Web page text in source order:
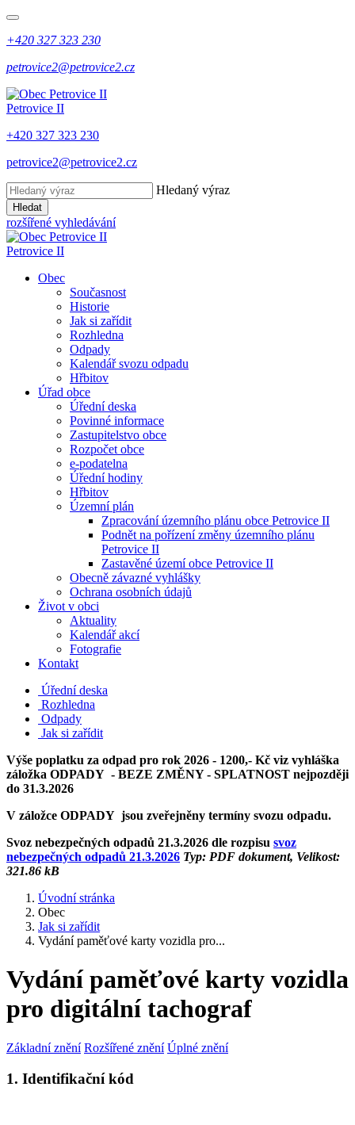
+420 327 323 230
petrovice2@petrovice2.cz
Petrovice II
+420 327 323 230
petrovice2@petrovice2.cz
Hledaný výraz
Hledat
rozšířené vyhledávání
Petrovice II
Obec
Současnost
Historie
Jak si zařídit
Rozhledna
Odpady
Kalendář svozu odpadu
Hřbitov
Úřad obce
Úřední deska
Povinné informace
Zastupitelstvo obce
Rozpočet obce
e-podatelna
Úřední hodiny
Hřbitov
Územní plán
Zpracování územního plánu obce Petrovice II
Podnět na pořízení změny územního plánu
Petrovice II
Zastavěné území obce Petrovice II
Obecně závazné vyhlášky
Ochrana osobních údajů
Život v obci
Aktuality
Kalendář akcí
Fotografie
Kontakt
Úřední deska
Rozhledna
Odpady
Jak si zařídit
Výše poplatku za odpad pro rok 2026 - 1200,- Kč viz vyhláška
záložka ODPADY - BEZE ZMĚNY - SPLATNOST nejpozději
do 31.3.2026
V záložce ODPADY jsou zveřejněny termíny svozu odpadu.
Svoz nebezpečných odpadů 21.3.2026 dle rozpisu svoz
nebezpečných odpadů 21.3.2026 Typ: PDF dokument, Velikost:
321.86 kB
Úvodní stránka
Obec
Jak si zařídit
Vydání paměťové karty vozidla pro...
Vydání paměťové karty vozidla
pro digitální tachograf
Základní znění Rozšířené znění Úplné znění
1. Identifikační kód